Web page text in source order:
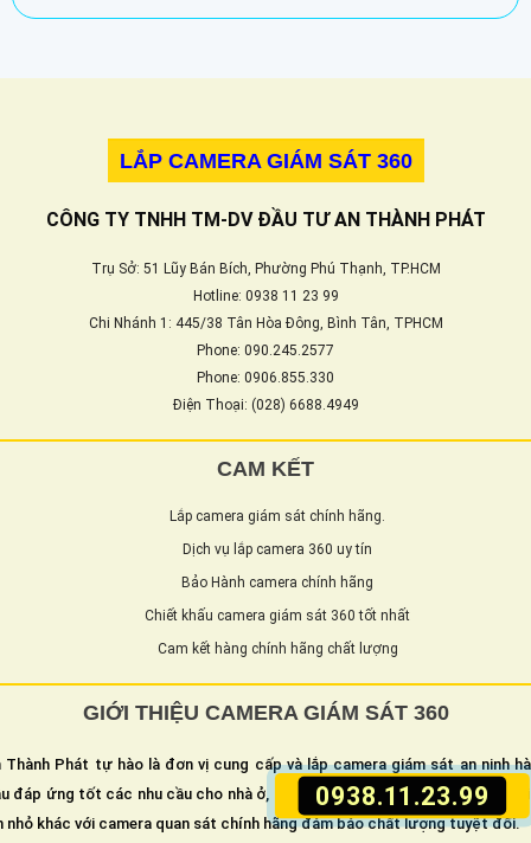
0938.11.23.99
LẮP CAMERA GIÁM SÁT 360
CÔNG TY TNHH TM-DV ĐẦU TƯ AN THÀNH PHÁT
Trụ Sở: 51 Lũy Bán Bích, Phường Phú Thạnh, TP.HCM
Hotline: 0938 11 23 99
Chi Nhánh 1: 445/38 Tân Hòa Đông, Bình Tân, TPHCM
Phone: 090.245.2577
Phone: 0906.855.330
Điện Thoại: (028) 6688.4949
CAM KẾT
Lắp camera giám sát chính hãng.
Dịch vụ lắp camera 360 uy tín
Bảo Hành camera chính hãng
Chiết khấu camera giám sát 360 tốt nhất
Cam kết hàng chính hãng chất lượng
GIỚI THIỆU CAMERA GIÁM SÁT 360
Thành Phát tự hào là đơn vị cung cấp và lắp camera giám sát an ninh
đáp ứng tốt các nhu cầu cho nhà ở, cửa hàng, văn phòng hay các xí
nhỏ khác với camera quan sát chính hãng đảm bảo chất lượng tuyệt đối.